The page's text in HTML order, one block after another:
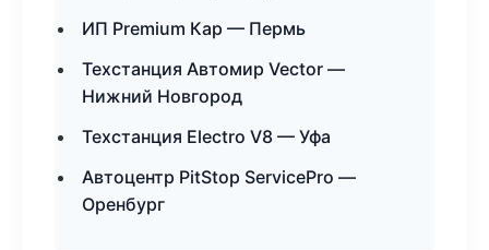
ИП Premium Кар — Пермь
Техстанция Автомир Vector —
Нижний Новгород
Техстанция Electro V8 — Уфа
Автоцентр PitStop ServicePro —
Оренбург